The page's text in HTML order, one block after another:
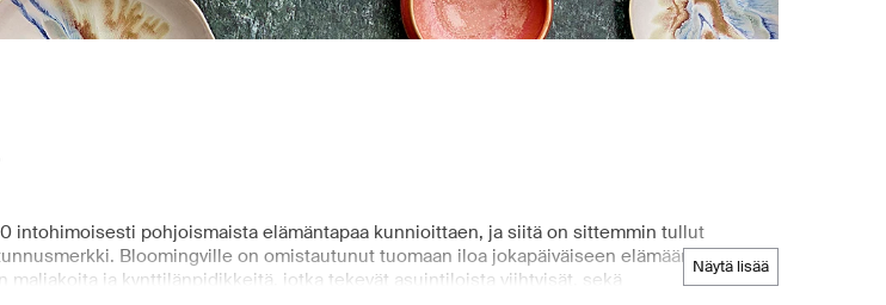
näytä lisää
intohimoisesti pohjoismaista elämäntapaa kunnioittaen, ja siitä on sittemmin tullut
Bloomingville on omistautunut tuomaan iloa jokapäiväiseen elämään. Se
ja kynttilänpidikkeitä, jotka tekevät asuintiloista viihtyisät, sekä